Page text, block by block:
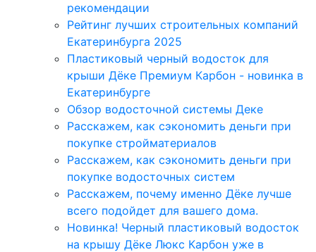
рекомендации
Рейтинг лучших строительных компаний
Екатеринбурга 2025
Пластиковый черный водосток для
крыши Дёке Премиум Карбон - новинка в
Екатеринбурге
Обзор водосточной системы Деке
Расскажем, как сэкономить деньги при
покупке стройматериалов
Расскажем, как сэкономить деньги при
покупке водосточных систем
Расскажем, почему именно Дёке лучше
всего подойдет для вашего дома.
Новинка! Черный пластиковый водосток
на крышу Дёке Люкс Карбон уже в